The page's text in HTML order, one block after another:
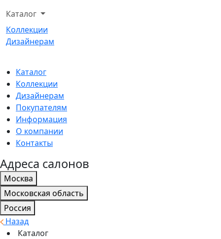
Каталог
Коллекции
Дизайнерам
Каталог
Коллекции
Дизайнерам
Покупателям
Информация
О компании
Контакты
Адреса салонов
Москва
Московская область
Россия
Назад
Каталог